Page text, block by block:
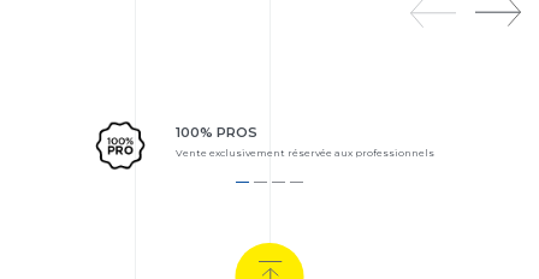
100% PROS
Vente exclusivement réservée aux professionnels